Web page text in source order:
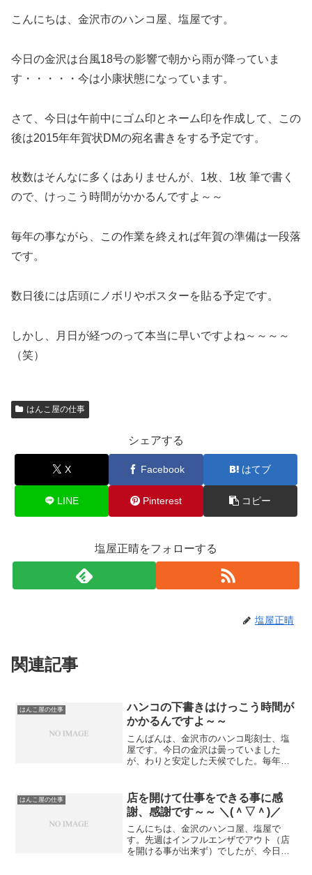
こんにちは、金沢市のハンコ屋、塩屋です。
今日の金沢は台風18号の影響で朝から雨が降っていま
す・・・・・今は小康状態になっています。
さて、今日は午前中にゴム印とネーム印を作成して、この
後は2015年年賀状DMの宛名書きをする予定です。
枚数はそんなに多くはありませんが、1枚、1枚 筆で書く
ので、けっこう時間がかかるんですよ～～
毎年の事ながら、この作業を終えれば年賀の準備は一段落
です。
数日後には店頭にノボリやポスターを貼る予定です。
しかし、月日が経つのって本当に早いですよね～～～～
（笑）
はんこ屋の仕事
シェアする
X Facebook はてブ
LINE Pinterest コピー
塩屋正晴をフォローする
塩屋正晴
関連記事
はんこ屋の仕事
ハンコの下書きはけっこう時間が
かかるんですよ～～
こんばんは、金沢市のハンコ彫刻士、塩
屋です。今日の金沢は曇っていました
が、わりと安定した天候でした。毎年の
でホッとしています。さて、お陰様で当
HP（）で印鑑のご注文をい...
はんこ屋の仕事
店を開けて仕事をできる事に感
謝、感謝です～～ ＼(＾▽＾)／
こんにちは、金沢のハンコ屋、塩屋で
す。先週はインフルエンザでアウト（店
を開ける事が出来ず）でしたが、今日か